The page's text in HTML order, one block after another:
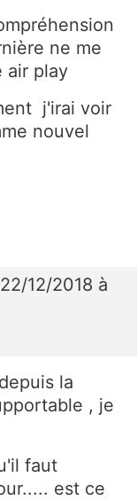
ne me
air play
j'irai voir
nouvel
12/2018 à
la
, je
faut
est ce